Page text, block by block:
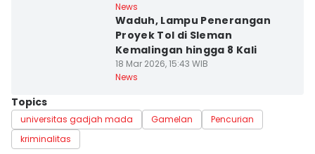
News
Waduh, Lampu Penerangan
Proyek Tol di Sleman
Kemalingan hingga 8 Kali
18 Mar 2026, 15:43 WIB
News
Topics
universitas gadjah mada Gamelan
Pencurian
kriminalitas